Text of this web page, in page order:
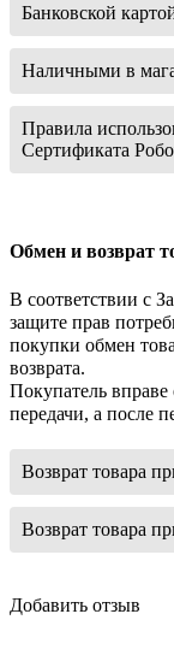
Банковской
Наличными в
Правила
Сертификата
Обмен и возврат
В соответствии с
защите прав
покупки обмен
возврата.
Покупатель вправе
передачи, а после
Возврат товара
Возврат товара
Добавить отзыв